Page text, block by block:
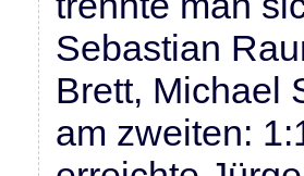
Sebastian
Brett, Michael
am zweiten: